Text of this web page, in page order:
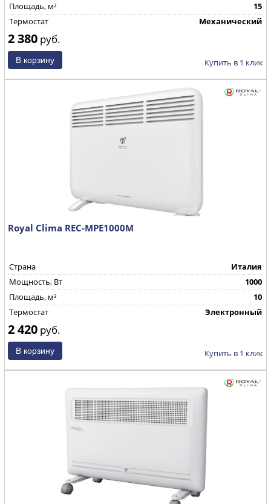
Площадь, м²
15
Термостат
Механический
2 380 руб.
Купить в 1 клик
Royal Clima REC-MPE1000M
Страна
Италия
Mощность, Вт
1000
Площадь, м²
10
Термостат
Электронный
2 420 руб.
Купить в 1 клик